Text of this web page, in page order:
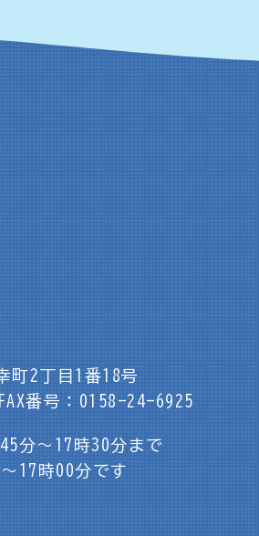
町2丁目1番18号
FAX番号：0158-24-6925
分～17時30分まで
17時00分です